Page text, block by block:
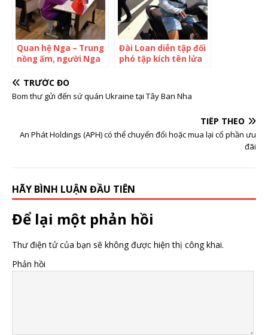
Quan hệ Nga – Trung
nồng ấm, người Nga
học tiếng Trung
Đài Loan diễn tập đối
phó tập kích tên lửa
TRƯỚC ĐÓ
Bom thư gửi đến sứ quán Ukraine tại Tây Ban Nha
TIẾP THEO
An Phát Holdings (APH) có thể chuyển đổi hoặc mua lại cổ phần ưu
đãi
HÃY BÌNH LUẬN ĐẦU TIÊN
Để lại một phản hồi
Thư điện tử của bạn sẽ không được hiện thị công khai.
Phản hồi